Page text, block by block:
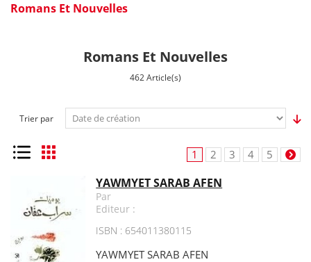
Romans Et Nouvelles
Romans Et Nouvelles
462 Article(s)
Trier par
Liste Grille 1 2 3 4 5
YAWMYET SARAB AFEN
Par
Editeur :
ISBN : 654011380115
YAWMYET SARAB AFEN